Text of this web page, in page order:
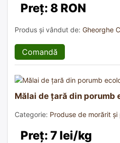
Preț: 8 RON
Produs și vândut de: Gheorghe
Comandă
Mălai de țară din porumb
Categorie: Produse de morărit
Preț: 7 lei/kg